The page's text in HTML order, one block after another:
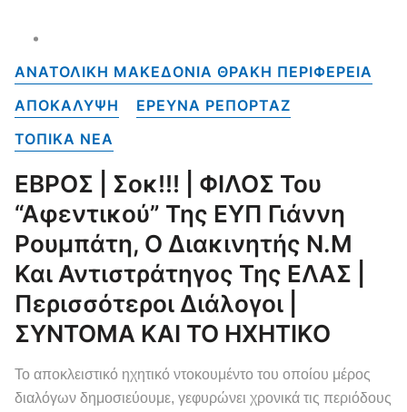
ΑΝΑΤΟΛΙΚΗ ΜΑΚΕΔΟΝΙΑ ΘΡΑΚΗ ΠΕΡΙΦΕΡΕΙΑ
ΑΠΟΚΑΛΥΨΗ
ΕΡΕΥΝΑ ΡΕΠΟΡΤΑΖ
ΤΟΠΙΚΑ NEA
ΕΒΡΟΣ | Σοκ!!! | ΦΙΛΟΣ Του
“αφεντικού” Της ΕΥΠ Γιάννη
Ρουμπάτη, Ο Διακινητής Ν.Μ
Και Αντιστράτηγος Της ΕΛΑΣ |
Περισσότεροι Διάλογοι |
ΣΥΝΤΟΜΑ ΚΑΙ ΤΟ ΗΧΗΤΙΚΟ
Το αποκλειστικό ηχητικό ντοκουμέντο του οποίου μέρος
διαλόγων δημοσιεύουμε, γεφυρώνει χρονικά τις περιόδους